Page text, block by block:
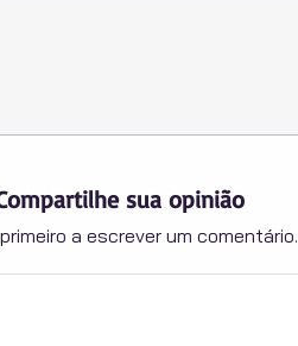
sua opinião
a escrever um comentário.